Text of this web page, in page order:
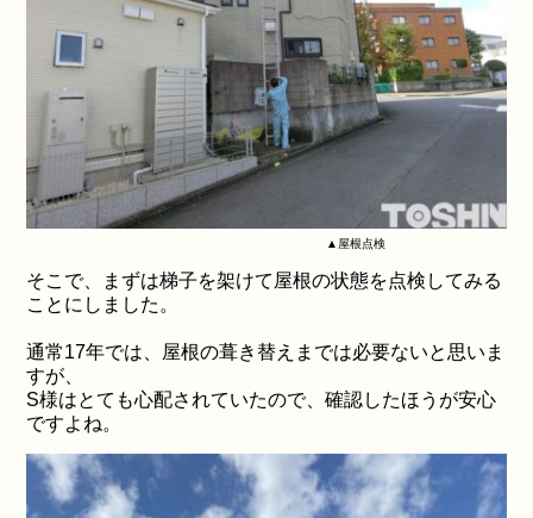
▲屋根点検
そこで、まずは梯子を架けて屋根の状態を点検してみる
ことにしました。
通常17年では、屋根の葺き替えまでは必要ないと思いま
すが、
S様はとても心配されていたので、確認したほうが安心
ですよね。